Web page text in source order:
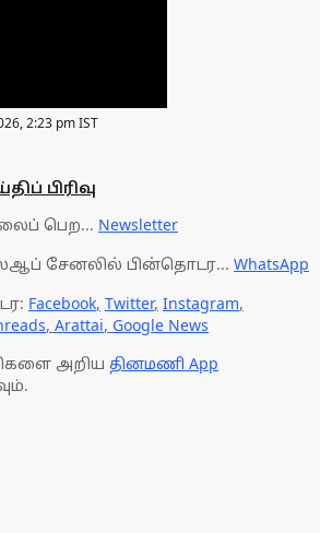
2:23 pm IST
பிரிவு
பெற... Newsletter
சேனலில் பின்தொடர... WhatsApp
Facebook, Twitter, Instagram,
, Arattai, Google News
அறிய தினமணி App